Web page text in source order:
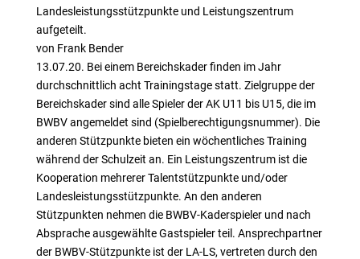
Landesleistungsstützpunkte und Leistungszentrum
aufgeteilt.
von Frank Bender
13.07.20. Bei einem Bereichskader finden im Jahr
durchschnittlich acht Trainingstage statt. Zielgruppe der
Bereichskader sind alle Spieler der AK U11 bis U15, die im
BWBV angemeldet sind (Spielberechtigungsnummer). Die
anderen Stützpunkte bieten ein wöchentliches Training
während der Schulzeit an. Ein Leistungszentrum ist die
Kooperation mehrerer Talentstützpunkte und/oder
Landesleistungsstützpunkte. An den anderen
Stützpunkten nehmen die BWBV-Kaderspieler und nach
Absprache ausgewählte Gastspieler teil. Ansprechpartner
der BWBV-Stützpunkte ist der LA-LS, vertreten durch den